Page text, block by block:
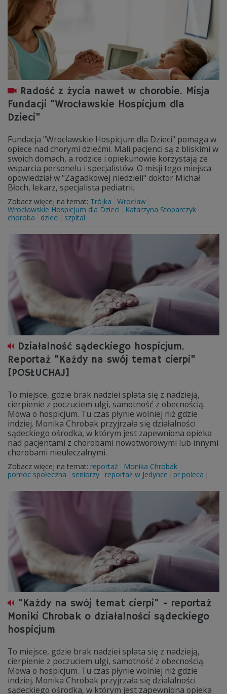
Radość z życia nawet w chorobie. Misja
Fundacji "Wrocławskie Hospicjum dla
Dzieci"
Fundacja "Wrocławskie Hospicjum dla Dzieci" pomaga w
opiece nad chorymi dziećmi. Mali pacjenci są z bliskimi w
swoich domach, a rodzice i opiekunowie korzystają ze
wsparcia personelu i specjalistów. O misji tego miejsca
opowiedział w "Zagadkowej niedzieli" doktor Michał
Błoch, lekarz, specjalista pediatrii.
Zobacz więcej na temat: Trójka
Wrocław
Wrocławskie Hospicjum dla Dzieci
Katarzyna Stoparczyk
choroba
dzieci szpital
Działalność sądeckiego hospicjum.
Reportaż "Każdy na swój temat cierpi"
[POSŁUCHAJ]
To miejsce, gdzie brak nadziei splata się z nadzieją,
cierpienie z poczuciem ulgi, samotność z obecnością.
Mowa o hospicjum. Tu czas płynie wolniej niż gdzie
indziej. Monika Chrobak przyjrzała się działalności
sądeckiego ośrodka, w którym jest zapewniona opieka
nad pacjentami z chorobami nowotworowymi lub innymi
chorobami nieuleczalnymi.
Zobacz więcej na temat: reportaż
Monika Chrobak
pomoc społeczna
seniorzy reportaż w Jedynce pr poleca
"Każdy na swój temat cierpi" - reportaż
Moniki Chrobak o działalności sądeckiego
hospicjum
To miejsce, gdzie brak nadziei splata się z nadzieją,
cierpienie z poczuciem ulgi, samotność z obecnością.
Mowa o hospicjum. Tu czas płynie wolniej niż gdzie
indziej. Monika Chrobak przyjrzała się działalności
sądeckiego ośrodka, w którym jest zapewniona opieka